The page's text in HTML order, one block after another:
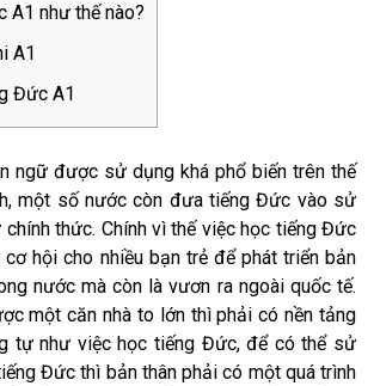
A1 như thế nào?
A1
Đức A1
ngữ được sử dụng khá phổ biến trên thế
một số nước còn đưa tiếng Đức vào sử
thức. Chính vì thế việc học tiếng Đức
hội cho nhiều bạn trẻ để phát triển bản
nước mà còn là vươn ra ngoài quốc tế.
một căn nhà to lớn thì phải có nền tảng
tự như việc học tiếng Đức, để có thể sử
Đức thì bản thân phải có một quá trình